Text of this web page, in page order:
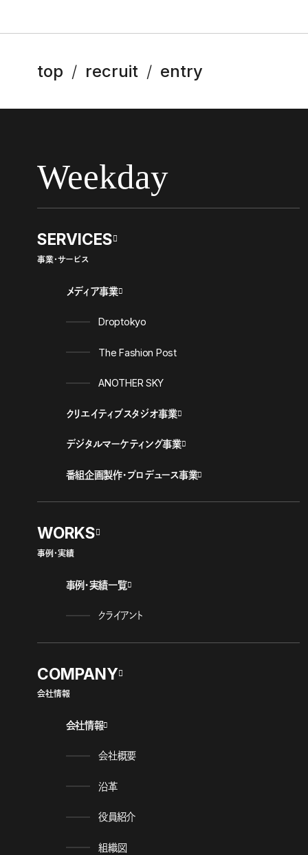
top recruit entry
Weekday
SERVICES
事業・サービス
メディア事業
Droptokyo
The Fashion Post
ANOTHER SKY
クリエイティブスタジオ事業
デジタルマーケティング事業
番組企画製作・プロデュース事業
WORKS
事例・実績
事例・実績一覧
クライアント
COMPANY
会社情報
会社情報
会社概要
沿革
役員紹介
組織図